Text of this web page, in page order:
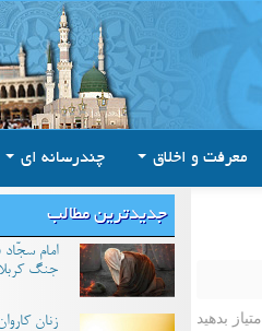
معرفت و اخلاق چندرسانه ای
امتیاز بدهید
جدیدترین مطالب
امام
جنگ
زنان